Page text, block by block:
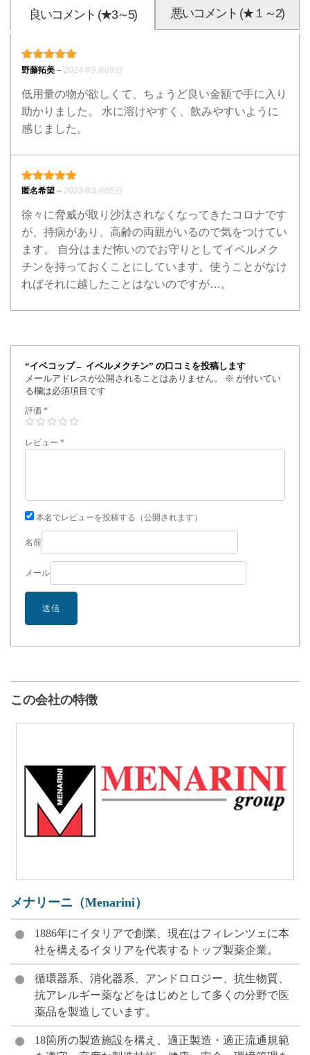
良いコメント (★3～5) 悪いコメント (★１～2)
5段階中5 の評価
野藤拓美 – 2024年9月09日
低用量の物が欲しくて、ちょうど良い金額で手に入り
助かりました。 水に溶けやすく、飲みやすいように
感じました。
5段階中5 の評価
匿名希望 – 2023年3月05日
徐々に脅威が取り沙汰されなくなってきたコロナです
が、持病があり、高齢の両親がいるので気をつけてい
ます。 自分はまだ怖いのでお守りとしてイベルメク
チンを持っておくことにしています。使うことがなけ
ればそれに越したことはないのですが…。
“イベコップ – イベルメクチン” の口コミを投稿します
メールアドレスが公開されることはありません。
※ が付いてい
る欄は必須項目です
評価 *
レビュー *
本名でレビューを投稿する（公開されます）
名前
メール
この会社の特徴
メナリーニ（Menarini）
1886年にイタリアで創業、現在はフィレンツェに本
社を構えるイタリアを代表するトップ製薬企業。
循環器系、消化器系、アンドロロジー、抗生物質、
抗アレルギー薬などをはじめとして多くの分野で医
薬品を製造しています。
18箇所の製造施設を構え、適正製造・適正流通規範